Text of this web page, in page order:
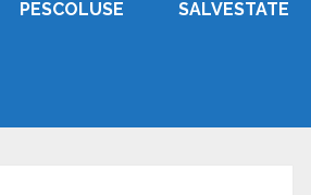
PESCOLUSE SALVESTATE